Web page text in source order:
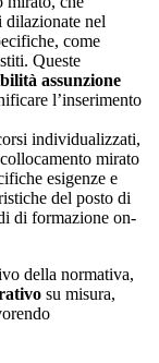
dilazionate nel
come
Queste
assunzione
l’inserimento
individualizzati,
mirato
esigenze e
del posto di
di formazione on-
della normativa,
su misura,